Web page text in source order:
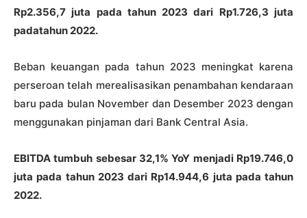
Rp2.356,7 juta pada tahun 2023 dari Rp1.726,3 juta
padatahun 2022.
Beban keuangan pada tahun 2023 meningkat karena
perseroan telah merealisasikan penambahan kendaraan
baru pada bulan November dan Desember 2023 dengan
menggunakan pinjaman dari Bank Central Asia.
EBITDA tumbuh sebesar 32,1%YoY menjadi Rp19.746,0
juta pada tahun 2023 dari Rp14.944,6 juta pada tahun
2022.